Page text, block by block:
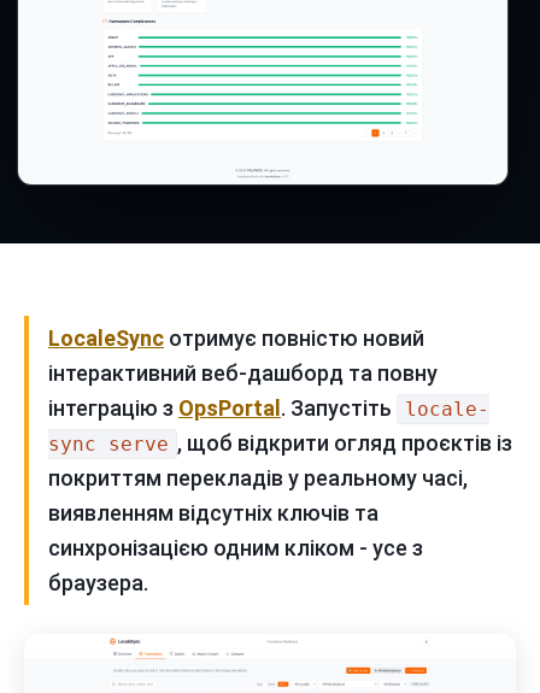
LocaleSync отримує повністю новий
інтерактивний веб-дашборд та повну
інтеграцію з OpsPortal. Запустіть
locale-
sync serve , щоб відкрити огляд проєктів із
покриттям перекладів у реальному часі,
виявленням відсутніх ключів та
синхронізацією одним кліком - усе з
браузера.